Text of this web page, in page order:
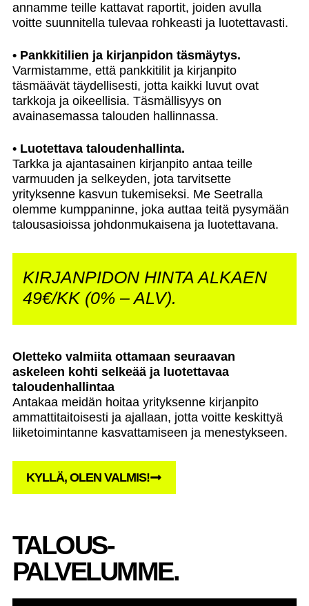
annamme teille kattavat raportit, joiden avulla
voitte suunnitella tulevaa rohkeasti ja luotettavasti.
• Pankkitilien ja kirjanpidon täsmäytys.
Varmistamme, että pankkitilit ja kirjanpito
täsmäävät täydellisesti, jotta kaikki luvut ovat
tarkkoja ja oikeellisia. Täsmällisyys on
avainasemassa talouden hallinnassa.
• Luotettava taloudenhallinta.
Tarkka ja ajantasainen kirjanpito antaa teille
varmuuden ja selkeyden, jota tarvitsette
yrityksenne kasvun tukemiseksi. Me Seetralla
olemme kumppaninne, joka auttaa teitä pysymään
talousasioissa johdonmukaisena ja luotettavana.
KIRJANPIDON HINTA ALKAEN
49€/KK (0% – ALV).
Oletteko valmiita ottamaan seuraavan
askeleen kohti selkeää ja luotettavaa
taloudenhallintaa
Antakaa meidän hoitaa yrityksenne kirjanpito
ammattitaitoisesti ja ajallaan, jotta voitte keskittyä
liiketoimintanne kasvattamiseen ja menestykseen.
KYLLÄ, OLEN VALMIS!
TALOUS-
PALVELUMME.